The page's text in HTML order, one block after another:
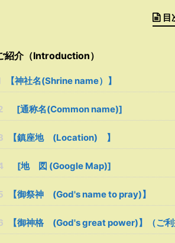
目
紹介（Introduction）
【神社名(Shrine name）】
[通称名(Common name)]
【鎮座地 (Location) 】
[地 図 (Google Map)]
【御祭神 (God's name to pray)】
【御神格 (God's great power)】（ご利